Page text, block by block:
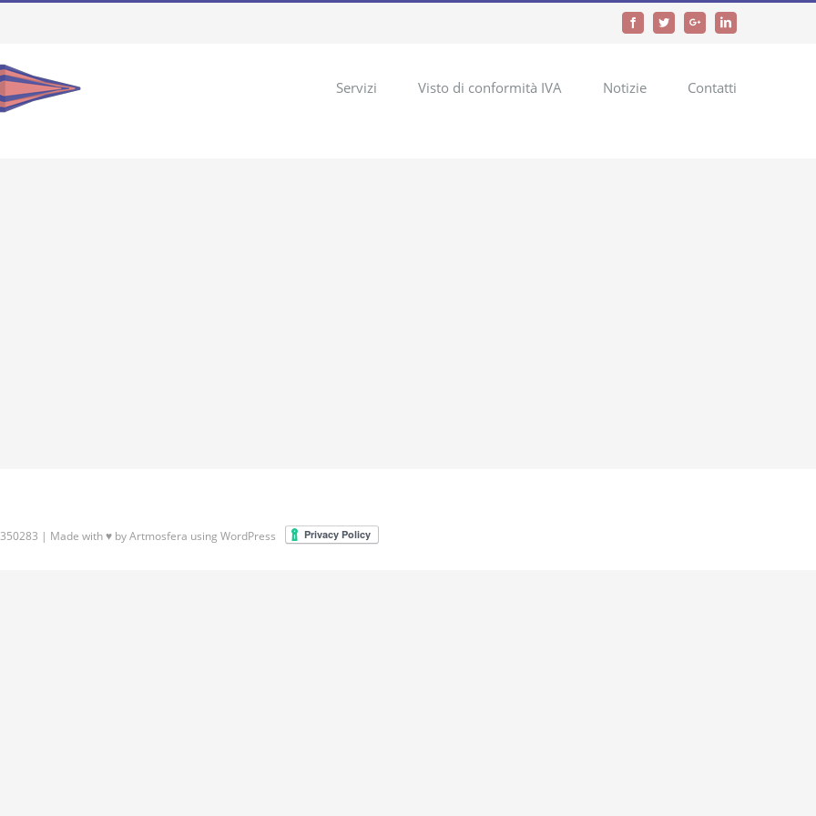
FacebookTwitterGoogle+LinkedIn
Servizi Visto di conformità IVA Notizie Contatti
| Made with ♥ byArtmosfera using WordPress